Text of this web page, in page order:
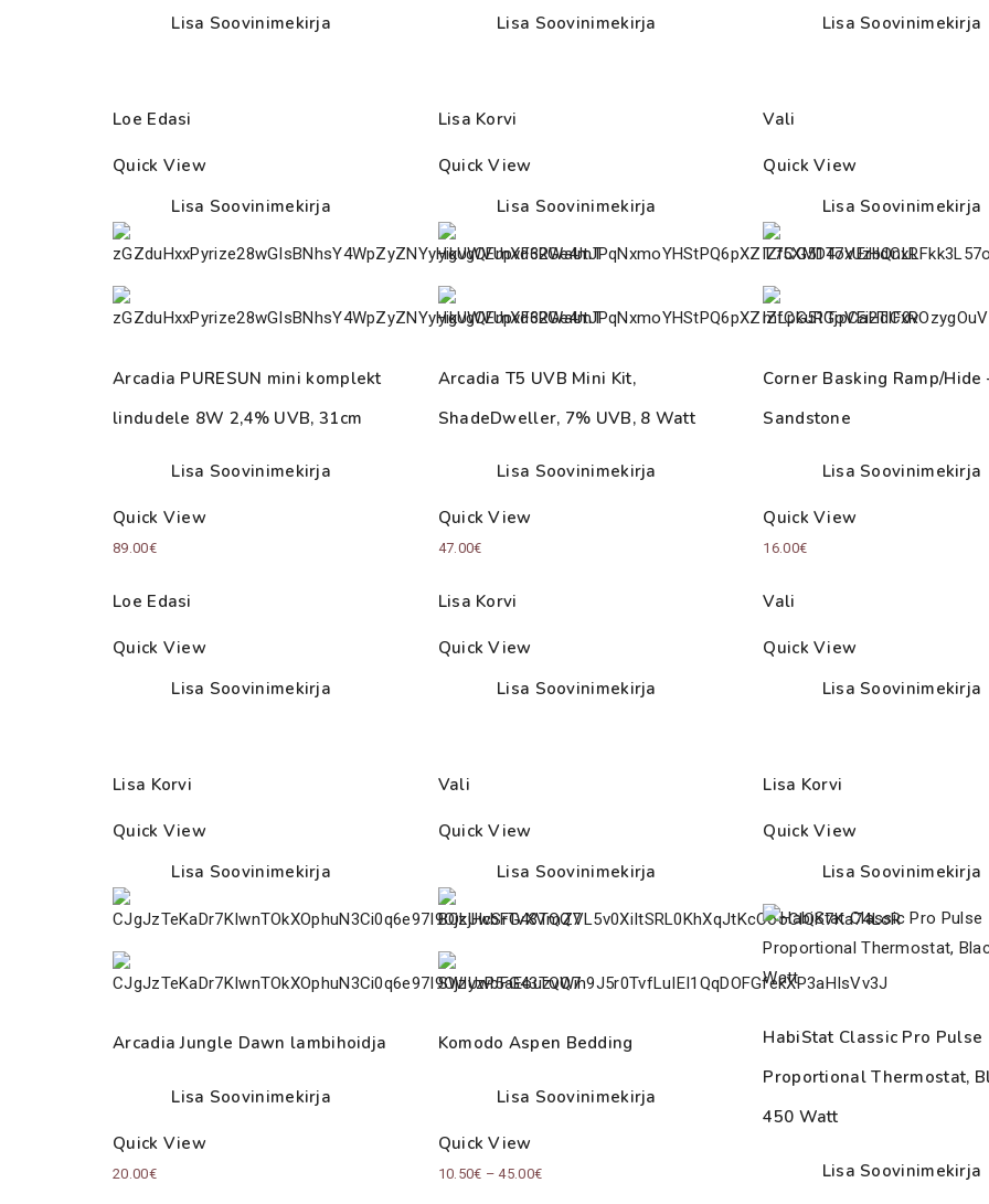
Lisa Soovinimekirja
Lisa Soovinimekirja
Lisa Soovinimekirja
Loe Edasi
Quick View
Lisa Soovinimekirja
Arcadia PURESUN mini komplekt
lindudele 8W 2,4% UVB, 31cm
Lisa Soovinimekirja
Quick View
89.00€
Loe Edasi
Quick View
Lisa Soovinimekirja
Lisa Korvi
Quick View
Lisa Soovinimekirja
Arcadia T5 UVB Mini Kit,
ShadeDweller, 7% UVB, 8 Watt
Lisa Soovinimekirja
Quick View
47.00€
Lisa Korvi
Quick View
Lisa Soovinimekirja
Vali
Quick View
Lisa Soovinimekirja
Corner Basking Ramp/Hide
Sandstone
Lisa Soovinimekirja
Quick View
16.00€
Vali
Quick View
Lisa Soovinimekirja
Lisa Korvi
Quick View
Lisa Soovinimekirja
Arcadia Jungle Dawn lambihoidja
Lisa Soovinimekirja
Quick View
20.00€
Vali
Quick View
Lisa Soovinimekirja
Komodo Aspen Bedding
Lisa Soovinimekirja
Quick View
10.50€ – 45.00€Price
Lisa Korvi
Quick View
Lisa Soovinimekirja
HabiStat Classic Pro Pulse
Proportional Thermostat,
450 Watt
Lisa Soovinimekirja